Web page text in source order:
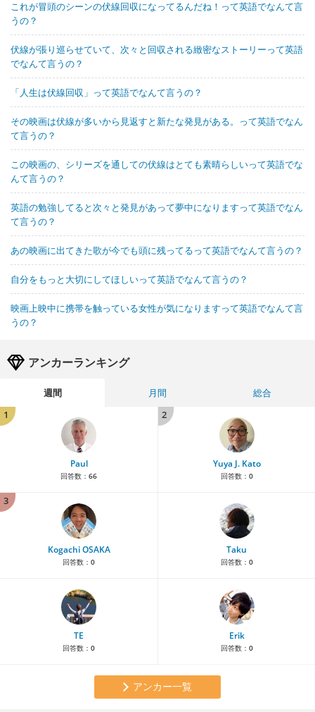
これが冒頭のシーンの伏線回収になってるんだね！って英語でなんて言
うの？
伏線が張り巡らせていて、次々と回収される緻密なストーリーって英語
でなんて言うの？
「人生は伏線回収」って英語でなんて言うの？
その映画は伏線が多いから見返すと新たな発見がある。って英語でなん
て言うの？
この映画の、シリーズを通しての伏線はとても素晴らしいって英語でな
んて言うの？
英語の勉強してると次々と発見があって夢中になりますって英語でなん
て言うの？
あの映画に出てきた歌が今でも頭に残ってるって英語でなんて言うの？
自分をもっと大切にしてほしいって英語でなんて言うの？
映画上映中に携帯を触っている女性が気になりますって英語でなんて言
うの？
アンカーランキング
週間 月間
総合
1
Paul
回答数： 66
2
Yuya J. Kato
回答数： 0
3
Kogachi OSAKA
回答数： 0
Taku
回答数： 0
TE
回答数： 0
Erik
回答数： 0
アンカー一覧